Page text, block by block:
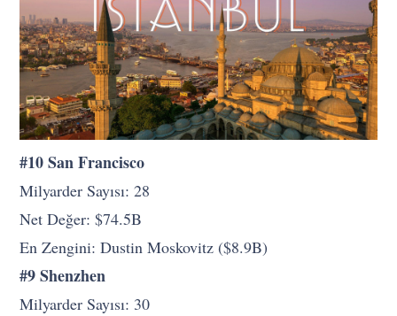
#10 San Francisco
Milyarder Sayısı: 28
Net Değer: $74.5B
En Zengini: Dustin Moskovitz ($8.9B)
#9 Shenzhen
Milyarder Sayısı: 30